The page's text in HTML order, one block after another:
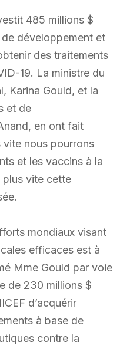
485 millions $
développement et
des traitements
19. La ministre du
Karina Gould, et la
et de
en ont fait
vite nous pourrons
et les vaccins à la
vite cette
mondiaux visant
efficaces est à
Mme Gould par voie
de 230 millions $
d’acquérir
à base de
contre la